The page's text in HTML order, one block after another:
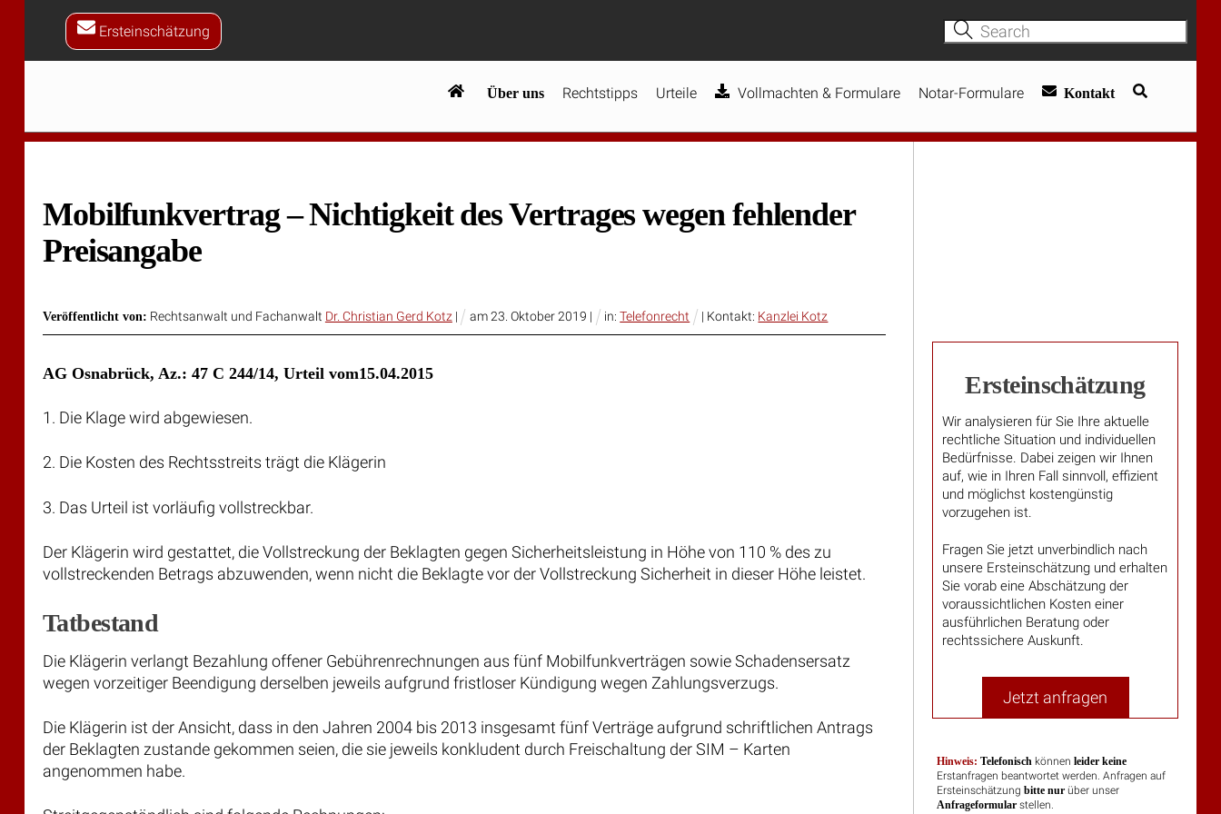
Ersteinschätzung
Über uns Rechtstipps Urteile Vollmachten & Formulare Notar-Formulare Kontakt
Mobilfunkvertrag – Nichtigkeit des Vertrages wegen fehlender
Preisangabe
Veröffentlicht von: Rechtsanwalt und Fachanwalt Dr. Christian Gerd Kotz | am23 .Oktober2019 | in:Telefonrecht | Kontakt: Kanzlei Kotz
AG Osnabrück, Az.: 47 C 244/14, Urteil vom15.04.2015
1. Die Klage wird abgewiesen.
2. Die Kosten des Rechtsstreits trägt die Klägerin
3. Das Urteil ist vorläufig vollstreckbar.
Der Klägerin wird gestattet, die Vollstreckung der Beklagten gegen Sicherheitsleistung in Höhe von 110 % des zu
vollstreckenden Betrags abzuwenden, wenn nicht die Beklagte vor der Vollstreckung Sicherheit in dieser Höhe leistet.
Tatbestand
Die Klägerin verlangt Bezahlung offener Gebührenrechnungen aus fünf Mobilfunkverträgen sowie Schadensersatz
wegen vorzeitiger Beendigung derselben jeweils aufgrund fristloser Kündigung wegen Zahlungsverzugs.
Die Klägerin ist der Ansicht, dass in den Jahren 2004 bis 2013 insgesamt fünf Verträge aufgrund schriftlichen Antrags
der Beklagten zustande gekommen seien, die sie jeweils konkludent durch Freischaltung der SIM – Karten
angenommen habe.
Ersteinschätzung
Wir analysieren für Sie Ihre aktuelle
rechtliche Situation und individuellen
Bedürfnisse. Dabei zeigen wir Ihnen
auf, wie in Ihren Fall sinnvoll, effizient
und möglichst kostengünstig
vorzugehen ist.
Fragen Sie jetzt unverbindlich nach
unsere Ersteinschätzung und erhalten
Sie vorab eine Abschätzung der
voraussichtlichen Kosten einer
ausführlichen Beratung oder
rechtssichere Auskunft.
Jetzt anfragen
Hinweis: Telefonischkönnen leider keine
Erstanfragen beantwortet werden. Anfragen auf
Ersteinschätzung bitte nurüber unser
Anfrageformularstellen.